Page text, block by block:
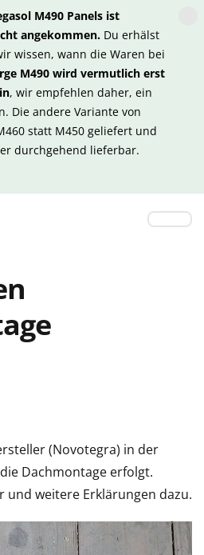
M490 Panels ist
angekommen. Du erhälst
wissen, wann die Waren bei
M490 wird vermutlich erst
, wir empfehlen daher, ein
Die andere Variante von
statt M450 geliefert und
durchgehend lieferbar.
(Novotegra) in der
Dachmontage erfolgt.
und weitere Erklärungen dazu.